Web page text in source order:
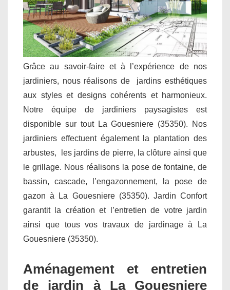
Grâce au savoir-faire et à l’expérience de nos
jardiniers, nous réalisons de jardins esthétiques
aux styles et designs cohérents et harmonieux.
Notre équipe de jardiniers paysagistes est
disponible sur tout La Gouesniere (35350). Nos
jardiniers effectuent également la plantation des
arbustes, les jardins de pierre, la clôture ainsi que
le grillage. Nous réalisons la pose de fontaine, de
bassin, cascade, l’engazonnement, la pose de
gazon à La Gouesniere (35350). Jardin Confort
garantit la création et l’entretien de votre jardin
ainsi que tous vos travaux de jardinage à La
Gouesniere (35350).
Aménagement et entretien
de jardin à La Gouesniere